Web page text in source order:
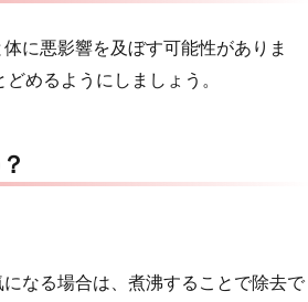
に悪影響を及ぼす可能性がありま
めるようにしましょう。
なる場合は、煮沸することで除去で